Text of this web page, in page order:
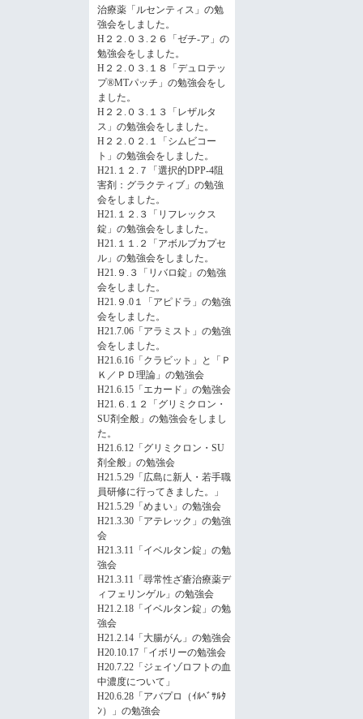
治療薬「ルセンティス」の勉
強会をしました。
H２２.０３.２６「ゼチ-ア」の
勉強会をしました。
H２２.０３.１８「デュロテッ
プ®MTパッチ」の勉強会をし
ました。
H２２.０３.１３「レザルタ
ス」の勉強会をしました。
H２２.０２.１「シムビコー
ト」の勉強会をしました。
H21.１２.７「選択的DPP-4阻
害剤：グラクティブ」の勉強
会をしました。
H21.１２.３「リフレックス
錠」の勉強会をしました。
H21.１１.２「アボルブカプセ
ル」の勉強会をしました。
H21.９.３「リバロ錠」の勉強
会をしました。
H21.９.0１「アピドラ」の勉強
会をしました。
H21.7.06「アラミスト」の勉強
会をしました。
H21.6.16「クラビット」と「Ｐ
Ｋ／ＰＤ理論」の勉強会
H21.6.15「エカード」の勉強会
H21.６.１２「グリミクロン・
SU剤全般」の勉強会をしまし
た。
H21.6.12「グリミクロン・SU
剤全般」の勉強会
H21.5.29「広島に新人・若手職
員研修に行ってきました。」
H21.5.29「めまい」の勉強会
H21.3.30「アテレック」の勉強
会
H21.3.11「イベルタン錠」の勉
強会
H21.3.11「尋常性ざ瘡治療薬デ
ィフェリンゲル」の勉強会
H21.2.18「イベルタン錠」の勉
強会
H21.2.14「大腸がん」の勉強会
H20.10.17「イボリーの勉強会
H20.7.22「ジェイゾロフトの血
中濃度について」
H20.6.28「アバプロ（ｲﾙﾍﾞｻﾙﾀ
ﾝ）」の勉強会